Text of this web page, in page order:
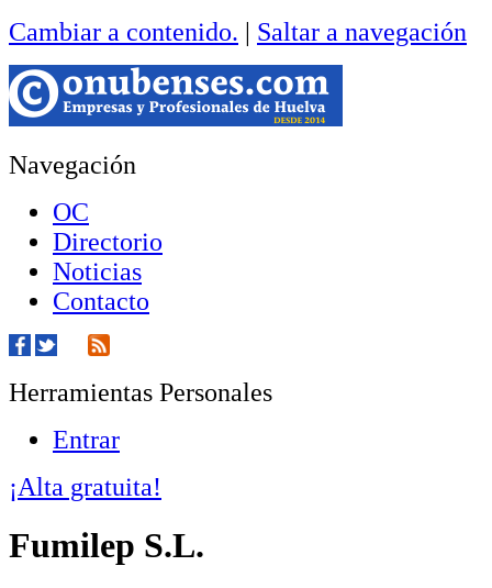
Cambiar a contenido. | Saltar a navegación
Navegación
OC
Directorio
Noticias
Contacto
Herramientas Personales
Entrar
¡Alta gratuita!
Fumilep S.L.